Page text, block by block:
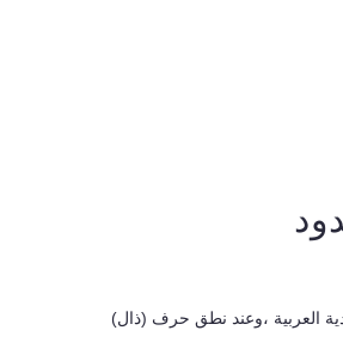
العربية ،وعند نطق حرف (ذال)